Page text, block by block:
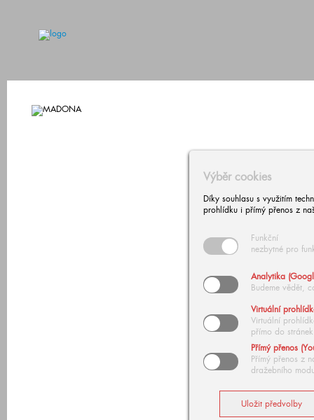
Výběr cookies
Díky souhlasu s využitím
prohlídku i přímý přenos z
Funkční
nezbytné pro
Analytika
Budeme vědět,
Virtuální
Virtuální
přímo do stránek
Přímý přenos
Přímý přenos z
dražebního